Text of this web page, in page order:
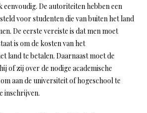
De autoriteiten hebben een
voor studenten die van buiten het land
De eerste vereiste is dat men moet
is om de kosten van het
land te betalen. Daarnaast moet de
of zij over de nodige academische
aan de universiteit of hogeschool te
inschrijven.